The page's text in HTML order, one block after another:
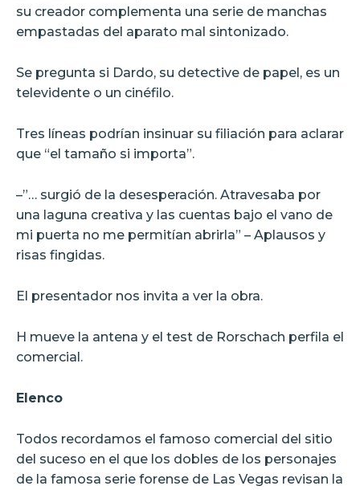
su creador complementa una serie de manchas
empastadas del aparato mal sintonizado.
Se pregunta si Dardo, su detective de papel, es un
televidente o un cinéfilo.
Tres líneas podrían insinuar su filiación para aclarar
que “el tamaño si importa”.
–”… surgió de la desesperación. Atravesaba por
una laguna creativa y las cuentas bajo el vano de
mi puerta no me permitían abrirla” – Aplausos y
risas fingidas.
El presentador nos invita a ver la obra.
H mueve la antena y el test de Rorschach perfila el
comercial.
Elenco
Todos recordamos el famoso comercial del sitio
del suceso en el que los dobles de los personajes
de la famosa serie forense de Las Vegas revisan la